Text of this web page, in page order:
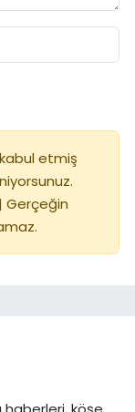
kabul etmiş
Gerçeğin